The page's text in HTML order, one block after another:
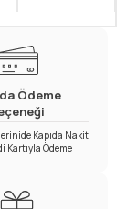
Ödeme
Kapıda Nakit
Kartıyla Ödeme